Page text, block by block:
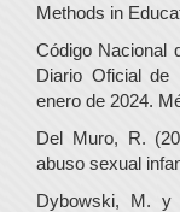
Methods in
Código Nacional
Diario Oficial de
enero de 2024.
Del Muro, R.
abuso sexual
Dybowski, M. y